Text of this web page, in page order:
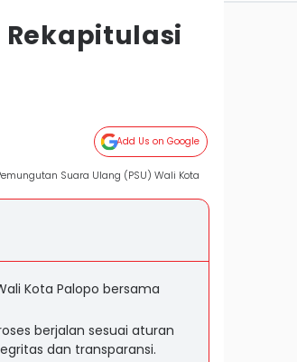
Add Us on Google
Suara Ulang (PSU) Wali Kota
Kota Palopo bersama
berjalan sesuai aturan
dan transparansi.